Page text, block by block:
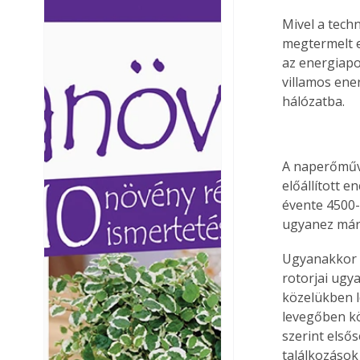
Ezermester
Laptapir kényelmes
mert: – t
Mivel a
megtermelt
az
villamos
hálózatba.
A
előállított
évente
ugyanez
rotorjai
közelükben
levegőben
szerint